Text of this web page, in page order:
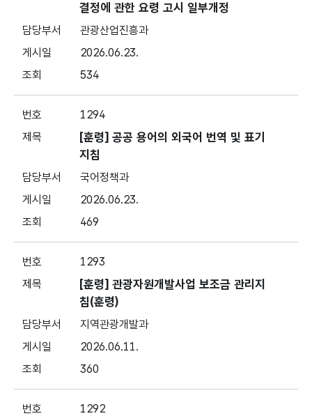
결정에 관한 요령 고시 일부개정
관광산업진흥과
2026.06.23.
534
1294
[훈령] 공공 용어의 외국어 번역 및 표기
지침
국어정책과
2026.06.23.
469
1293
[훈령] 관광자원개발사업 보조금 관리지
침(훈령)
지역관광개발과
2026.06.11.
360
1292